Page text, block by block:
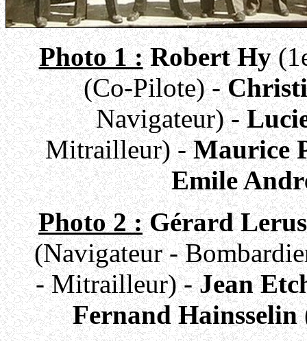
Photo 1 :Robert Hy
(Co-Pilote) -
Navigateur) -
Mitrailleur) -Maurice
Emile
Photo 2 : Gérard
(Navigateur -
- Mitrailleur) -Jean
Fernand Hainsselin